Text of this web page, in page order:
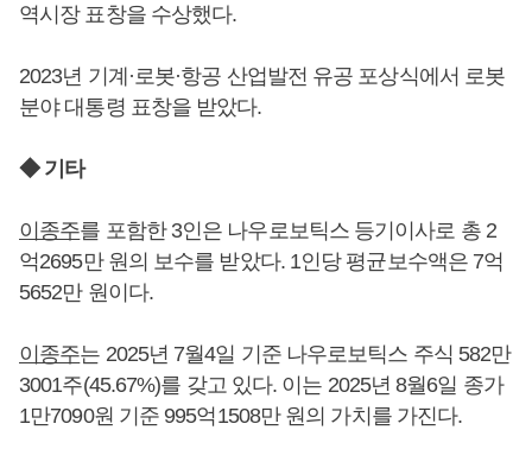
역시장 표창을 수상했다.
2023년 기계·로봇·항공 산업발전 유공 포상식에서 로봇
분야 대통령 표창을 받았다.
◆ 기타
이종주를 포함한 3인은 나우로보틱스 등기이사로 총 2
억2695만 원의 보수를 받았다. 1인당 평균보수액은 7억
5652만 원이다.
이종주는 2025년 7월4일 기준 나우로보틱스 주식 582만
3001주(45.67%)를 갖고 있다. 이는 2025년 8월6일 종가
1만7090원 기준 995억1508만 원의 가치를 가진다.